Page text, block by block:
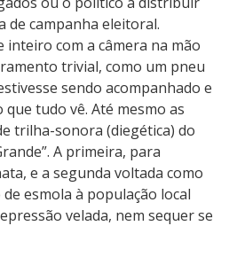
de campanha eleitoral.
inteiro com a câmera na mão
trivial, como um pneu
sendo acompanhado e
tudo vê. Até mesmo as
trilha-sonora (diegética) do
A primeira, para
e a segunda voltada como
esmola à população local
velada, nem sequer se